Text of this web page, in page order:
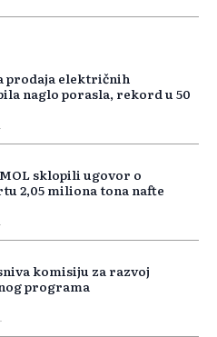
prodaja električnih
naglo porasla, rekord u 50
sklopili ugovor o
2,05 miliona tona nafte
komisiju za razvoj
programa